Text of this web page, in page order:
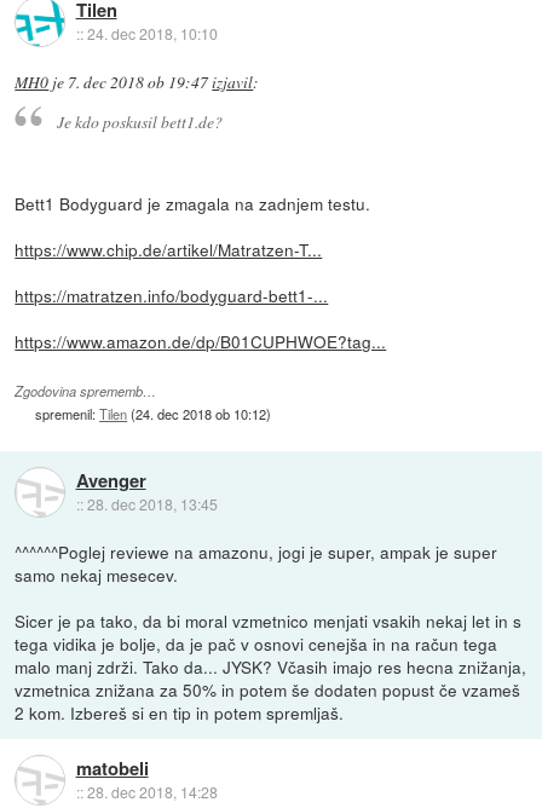
Tilen
::24. dec 2018, 10:10
MH0 je 7. dec 2018 ob 19:47izjavil:
Je kdo poskusil bett1.de?
Bett1 Bodyguard je zmagala na zadnjem testu.
https://www.chip.de/artikel/Matratzen-T...
https://matratzen.info/bodyguard-bett1-...
https://www.amazon.de/dp/B01CUPHWOE?tag...
Zgodovina sprememb…
spremenil:Tilen(24. dec 2018 ob 10:12)
Avenger
::28. dec 2018, 13:45
^^^^^^Poglej reviewe na amazonu, jogi je super, ampak je super
samo nekaj mesecev.
Sicer je pa tako, da bi moral vzmetnico menjati vsakih nekaj let in s
tega vidika je bolje, da je pač v osnovi cenejša in na račun tega
malo manj zdrži. Tako da... JYSK? Včasih imajo res hecna znižanja,
vzmetnica znižana za 50% in potem še dodaten popust če vzameš
2 kom. Izbereš si en tip in potem spremljaš.
matobeli
::28. dec 2018, 14:28